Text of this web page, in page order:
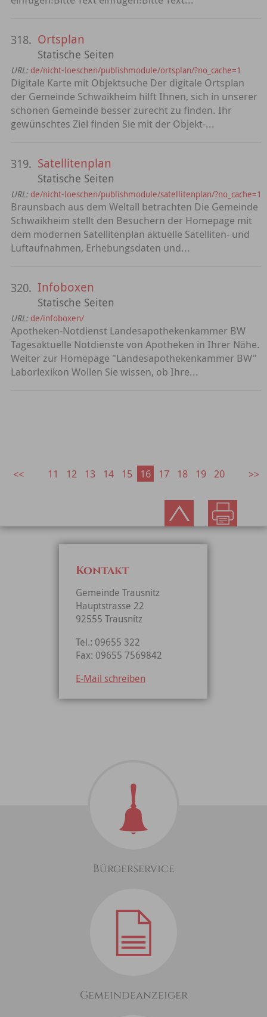
318. Ortsplan
Statische Seiten
URL: de/nicht-loeschen/publishmodule/ortsplan/?no_cache=1
Digitale Karte mit Objektsuche Der digitale Ortsplan
der Gemeinde Schwaikheim hilft Ihnen, sich in unserer
schönen Gemeinde besser zurecht zu finden. Ihr
gewünschtes Ziel finden Sie mit der Objekt-...
319. Satellitenplan
Statische Seiten
URL: de/nicht-loeschen/publishmodule/satellitenplan/?no_cache=1
Braunsbach aus dem Weltall betrachten Die Gemeinde
Schwaikheim stellt den Besuchern der Homepage mit
dem modernen Satellitenplan aktuelle Satelliten- und
Luftaufnahmen, Erhebungsdaten und...
320. Infoboxen
Statische Seiten
URL: de/infoboxen/
Apotheken-Notdienst Landesapothekenkammer BW
Tagesaktuelle Notdienste von Apotheken in Ihrer Nähe.
Weiter zur Homepage "Landesapothekenkammer BW"
Laborlexikon Wollen Sie wissen, ob Ihre...
11 12 13 14 15 16 17 18 19 20
Kontakt
Gemeinde Trausnitz
Hauptstrasse 22
92555 Trausnitz
Tel.: 09655 322
Fax: 09655 7569842
E-Mail schreiben
Bürgerservice
Gemeindeanzeiger